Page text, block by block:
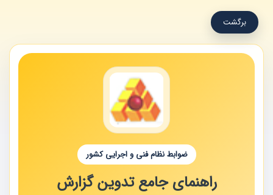
برگشت
ضوابط نظام فنی و اجرایی کشور
راهنمای جامع تدوین گزارش